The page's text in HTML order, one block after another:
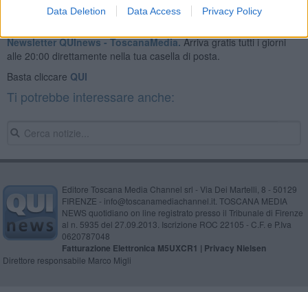
Data Deletion Data Access Privacy Policy
Newsletter QUInews - ToscanaMedia.Arriva gratis tutti i giorni
alle 20:00 direttamente nella tua casella di posta.
Basta cliccare QUI
Ti potrebbe interessare anche:
Editore Toscana Media Channel srl - Via Dei Martelli, 8 - 50129
FIRENZE - info@toscanamediachannel.it. TOSCANA MEDIA
NEWS quotidiano on line registrato presso il Tribunale di Firenze
al n. 5935 del 27.09.2013. Iscrizione ROC 22105 - C.F. e P.Iva
0620787048
Fatturazione Elettronica M5UXCR1 | Privacy Nielsen
Direttore responsabile Marco Migli